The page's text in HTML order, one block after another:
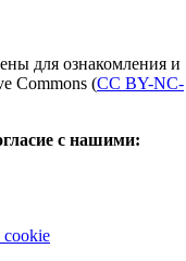
для ознакомления и
Commons (CC BY-NC-
с нашими:
cookie